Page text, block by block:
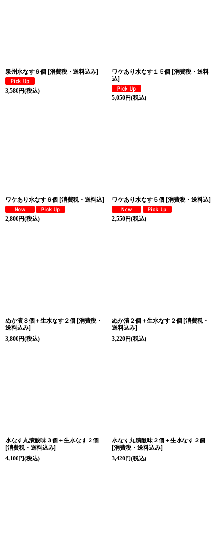
泉州水なす６個 [消費税・送料込み]
3,580円(税込)
ワケあり水なす１５個 [消費税・送料
込]
5,050円(税込)
ワケあり水なす６個 [消費税・送料込]
2,800円(税込)
ワケあり水なす５個 [消費税・送料込]
2,550円(税込)
ぬか漬３個＋生水なす２個 [消費税・
送料込み]
3,800円(税込)
ぬか漬２個＋生水なす２個 [消費税・
送料込み]
3,220円(税込)
水なす丸漬酸味３個＋生水なす２個
[消費税・送料込み]
4,100円(税込)
水なす丸漬酸味２個＋生水なす２個
[消費税・送料込み]
3,420円(税込)